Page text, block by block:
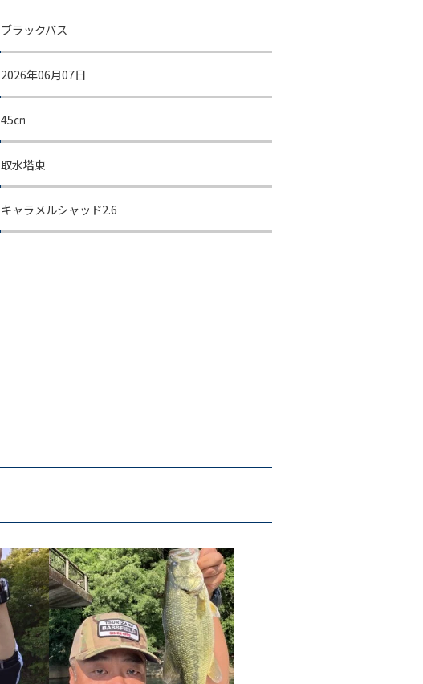
ブラックバス
2026年06月07日
45㎝
取水塔東
キャラメルシャッド2.6